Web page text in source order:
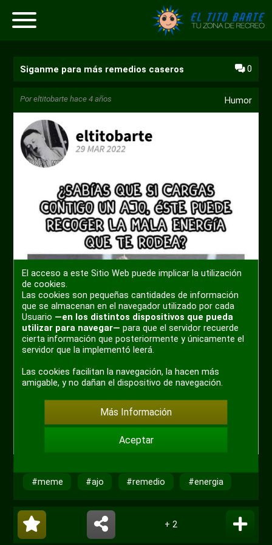
Siganme para más remedios caseros 0
Poreltitobarte hace 4 años Humor
#meme #ajo #remedio #energia
+ 2
El acceso a este Sitio Web puede implicar la utilización
de cookies.
Las cookies son pequeñas cantidades de información
que se almacenan en el navegador utilizado por cada
Usuario —en los distintos dispositivos que pueda
utilizar para navegar— para que el servidor recuerde
cierta información que posteriormente y únicamente el
servidor que la implementó leerá.
Las cookies facilitan la navegación, la hacen más
amigable, y no dañan el dispositivo de navegación.
Más Información
Aceptar